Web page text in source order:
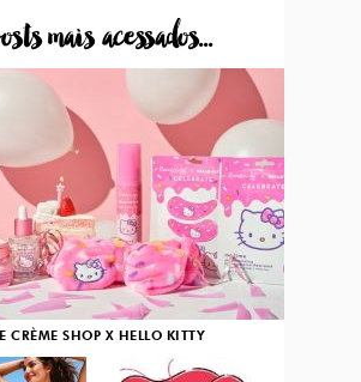
mais acessados...
CRÈME SHOP X HELLO KITTY